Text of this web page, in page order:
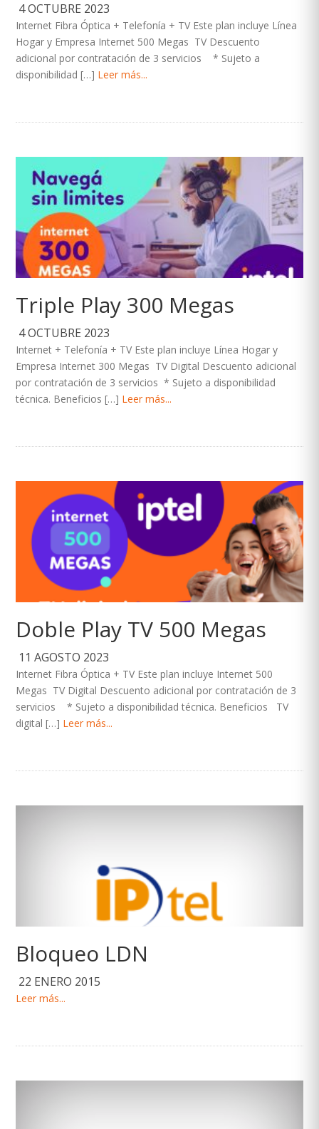
4 OCTUBRE 2023
Internet Fibra Óptica + Telefonía + TV Este plan incluye Línea
Hogar y Empresa Internet 500 Megas TV Descuento
adicional por contratación de 3 servicios * Sujeto a
disponibilidad […] Leer más...
Triple Play 300 Megas
4 OCTUBRE 2023
Internet + Telefonía + TV Este plan incluye Línea Hogar y
Empresa Internet 300 Megas TV Digital Descuento adicional
por contratación de 3 servicios * Sujeto a disponibilidad
técnica. Beneficios […] Leer más...
Doble Play TV 500 Megas
11 AGOSTO 2023
Internet Fibra Óptica + TV Este plan incluye Internet 500
Megas TV Digital Descuento adicional por contratación de 3
servicios * Sujeto a disponibilidad técnica. Beneficios TV
digital […] Leer más...
Bloqueo LDN
22 ENERO 2015
Leer más...